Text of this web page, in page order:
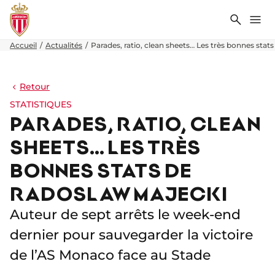
Accueil Actualités Parades, ratio, clean sheets… Les très bonnes
Retour
STATISTIQUES
PARADES, RATIO, CLEAN
SHEETS… LES TRÈS
BONNES STATS DE
RADOSLAW MAJECKI
Auteur de sept arrêts le week-end
dernier pour sauvegarder la victoire
de l’AS Monaco face au Stade